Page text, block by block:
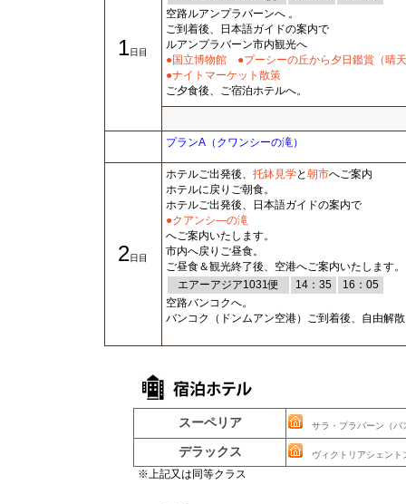
1日目
空路ルアンプラバーンへ 。
ご到着後、日本語ガイドの案内で
ルアンプラバーン市内観光へ
●国立博物館
●プーシーの丘から夕日鑑賞（晴
●ナイトマーケット散策
ご夕食後、ご宿泊ホテルへ。
プランA（クワンシーの滝）
2日目
ホテルご出発後、 托鉢見学と朝市へご案内
ホテルに戻りご朝食。
ホテルご出発後、日本語ガイドの案内で
●クアンシ―の滝
へご案内いたします。
市内へ戻りご昼食。
ご昼食＆観光終了後、空港へご案内いたします。
エアーアジア1031便
14：35
16：05
空路バンコクへ。
バンコク（ドンムアン空港）ご到着後、自由解散
スーペリア サラ・プラバーン（バ
デラックス ヴィクトリアシェント
※上記又は同等クラス